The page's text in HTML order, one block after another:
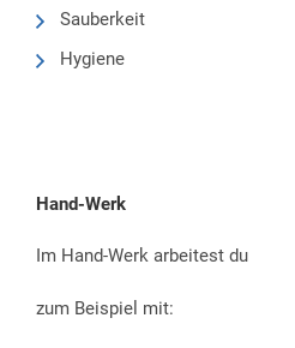
Sauberkeit
Hygiene
Hand-Werk
Im Hand-Werk arbeitest du
zum Beispiel mit: